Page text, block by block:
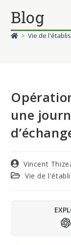
Blog
> Vie de
une
Vincent
Vie de